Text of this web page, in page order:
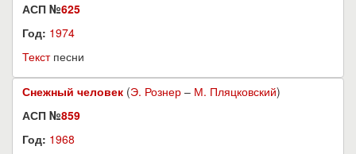
АСП №625
Год: 1974
Текстпесни
Снежный человек (Э. Рознер – М. Пляцковский)
АСП №859
Год: 1968